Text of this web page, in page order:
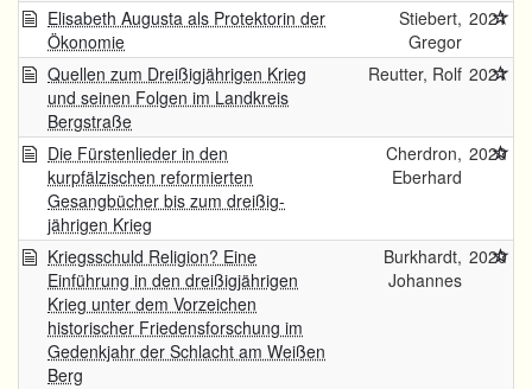
Elisabeth Augusta als Protektorin der
Ökonomie
Stiebert,
Gregor
2021
Quellen zum Dreißigjährigen Krieg
und seinen Folgen im Landkreis
Bergstraße
Reutter, Rolf 2021
Die Fürstenlieder in den
kurpfälzischen reformierten
Gesangbücher bis zum dreißig-
jährigen Krieg
Cherdron,
Eberhard
2020
Kriegsschuld Religion? Eine
Einführung in den dreißigjährigen
Krieg unter dem Vorzeichen
historischer Friedensforschung im
Gedenkjahr der Schlacht am Weißen
Berg
Burkhardt,
Johannes
2020